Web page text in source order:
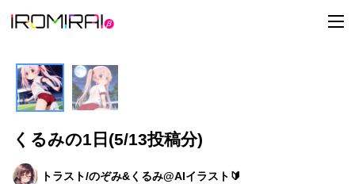
t
o
くるみの1日(5/13投稿分)
トラスト/のぞみ&くるみ@AIイラスト🔰